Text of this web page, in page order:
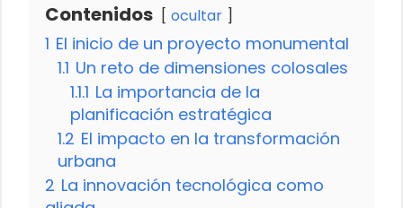
Contenidos ocultar
1 El inicio de un proyecto monumental
1.1 Un reto de dimensiones colosales
1.1.1 La importancia de la
planificación estratégica
1.2 El impacto en la transformación
urbana
2 La innovación tecnológica como